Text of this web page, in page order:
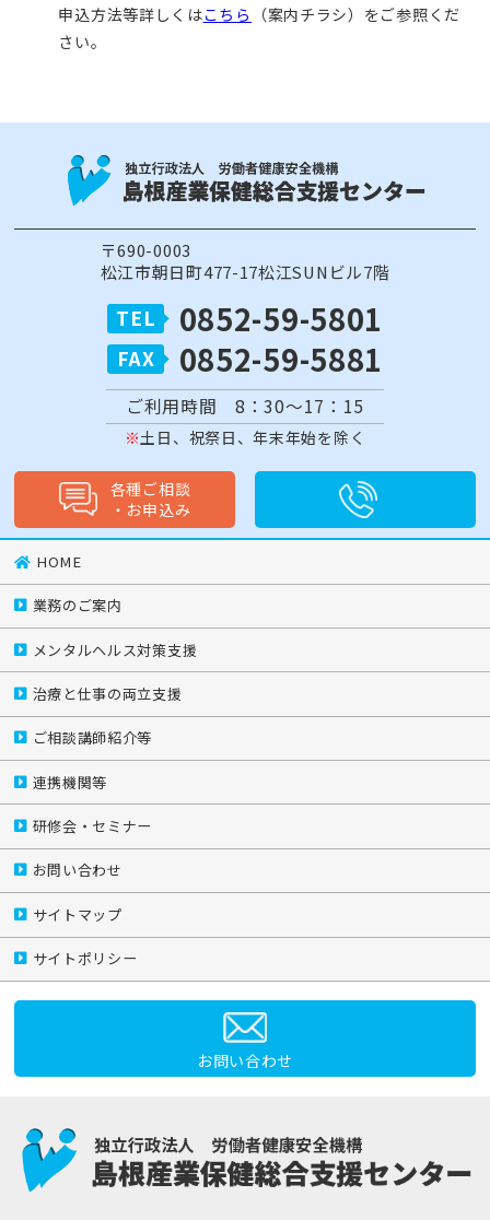
申込方法等詳しくはこちら
（案内チラシ）をご参照くだ
さい。
〒690-0003
松江市朝日町477-17松江SUNビル7階
0852-59-5801
0852-59-5881
ご利用時間 8：30～17：15
土日、祝祭日、年末年始を除く
各種ご相談
・ お申込み
HOME
業務のご案内
メンタルヘルス対策支援
治療と仕事の両立支援
ご相談講師紹介等
連携機関等
研修会・セミナー
お問い合わせ
サイトマップ
サイトポリシー
お問い合わせ